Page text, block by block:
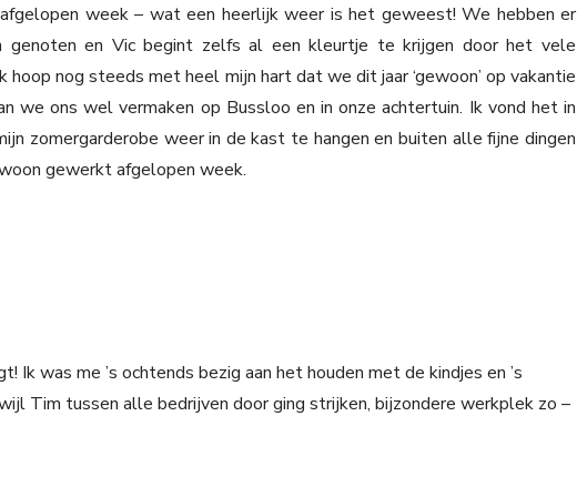
week – wat een heerlijk weer is het geweest! We hebben er
genoten en Vic begint zelfs al een kleurtje te krijgen door het vele
hoop nog steeds met heel mijn hart dat we dit jaar ‘gewoon’ op vakantie
we ons wel vermaken op Bussloo en in onze achtertuin. Ik vond het in
zomergarderobe weer in de kast te hangen en buiten alle fijne dingen
gewerkt afgelopen week.
Ik was me ’s ochtends bezig aan het houden met de kindjes en ’s
Tim tussen alle bedrijven door ging strijken, bijzondere werkplek zo –